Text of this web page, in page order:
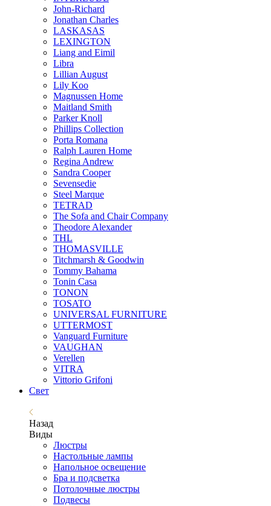
John-Richard
Jonathan Charles
LASKASAS
LEXINGTON
Liang and Eimil
Libra
Lillian August
Lily Koo
Magnussen Home
Maitland Smith
Parker Knoll
Phillips Collection
Porta Romana
Ralph Lauren Home
Regina Andrew
Sandra Cooper
Sevensedie
Steel Marque
TETRAD
The Sofa and Chair Company
Theodore Alexander
THL
THOMASVILLE
Titchmarsh & Goodwin
Tommy Bahama
Tonin Casa
TONON
TOSATO
UNIVERSAL FURNITURE
UTTERMOST
Vanguard Furniture
VAUGHAN
Verellen
VITRA
Vittorio Grifoni
Свет
Назад
Виды
Люстры
Настольные лампы
Напольное освещение
Бра и подсветка
Потолочные люстры
Подвесы